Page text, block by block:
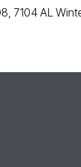
7104 AL